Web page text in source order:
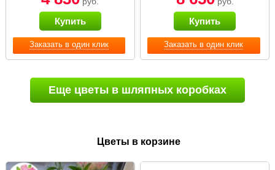
Заказать в один клик
Купить
Заказать в один клик
Small
Купить
Еще цветы в шляпных коробках
Цветы в корзине